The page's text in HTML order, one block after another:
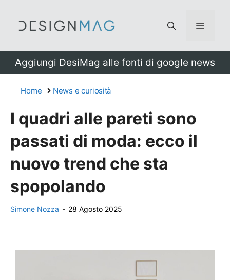
Menu
Aggiungi DesiMag alle fonti di google news
Home News e curiosità
I quadri alle pareti sono
passati di moda: ecco il
nuovo trend che sta
spopolando
Simone Nozza - 28 Agosto 2025